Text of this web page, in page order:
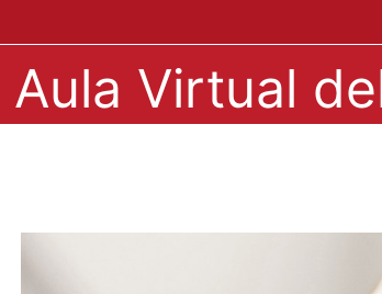
Aula Virtual